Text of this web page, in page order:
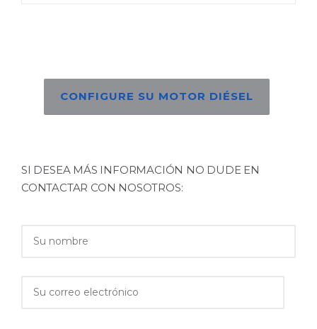
CONFIGURE SU MOTOR DIÉSEL
SI DESEA MÁS INFORMACIÓN NO DUDE EN
CONTACTAR CON NOSOTROS: